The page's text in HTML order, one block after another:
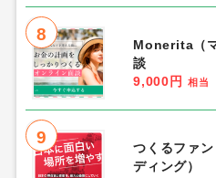
8
Monerita（
談
9,000円
相当
9
つくるファ
ディング）